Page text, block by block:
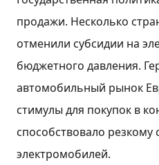
продажи. Несколько
отменили субсидии на
бюджетного давления.
автомобильный рынок
стимулы для покупок в
способствовало
электромобилей.